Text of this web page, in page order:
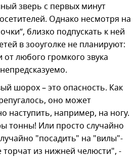
зверь с первых минут
Однако несмотря на
близко подпускать к ней
в зооуголке не планируют:
любого громкого звука
шорох – это опасность. Как
оно может
наступить, например, на ногу.
тонны! Или просто случайно
"посадить" на "вилы"-
торчат из нижней челюсти", -